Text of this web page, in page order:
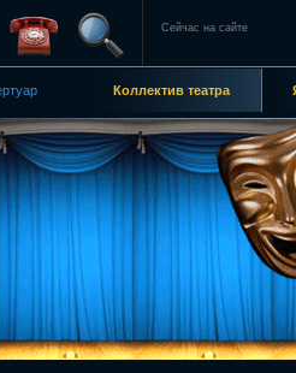
Сейчас на сайте
Коллектив театра